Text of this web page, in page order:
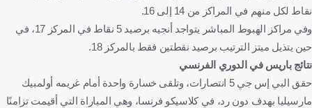
نقاط لكل منهم في المراكز من 14 إلى 16.
وفي مراكز الهبوط المباشر يتواجد أنجيه برصيد 5 نقاط في المركز 17، في
حين يتذيل ميتز الترتيب برصيد نقطتين فقط بالمركز 18.
نتائج باريس في الدوري الفرنسي
حقق البي إس جي 5 انتصارات، وتلقى خسارة واحدة أمام غريمه أولمبيك
مارسيليا بهدف دون رد، في كلاسيكو فرنسا، وهي المباراة التي أقيمت تزامنًا